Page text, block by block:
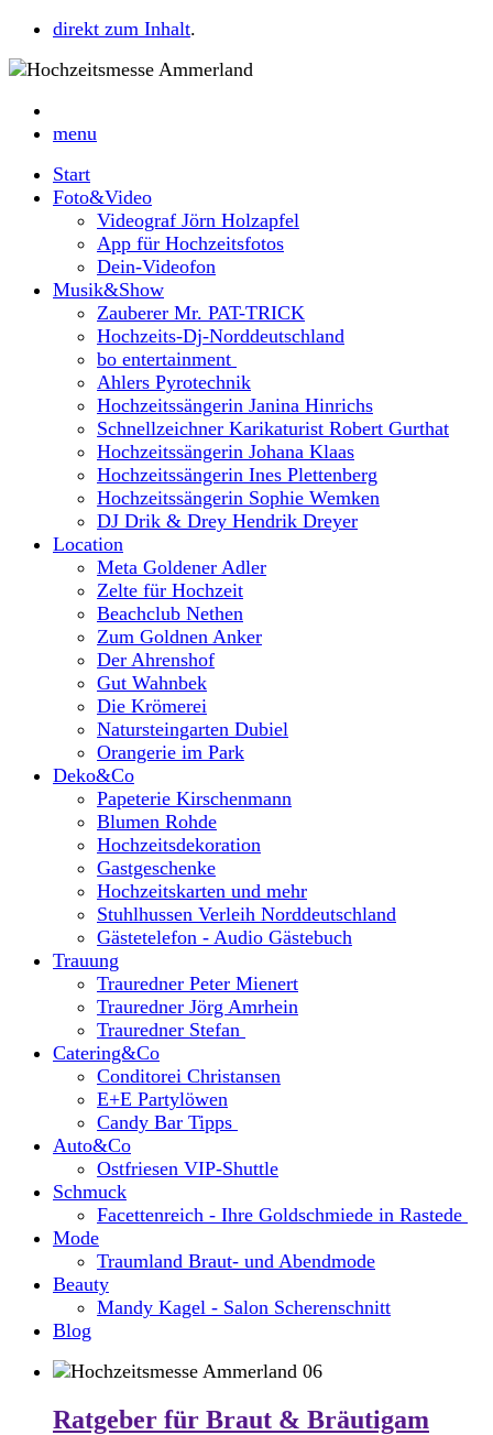
direkt zum Inhalt.
menu
Start
Foto&Video
Videograf Jörn Holzapfel
App für Hochzeitsfotos
Dein-Videofon
Musik&Show
Zauberer Mr. PAT-TRICK
Hochzeits-Dj-Norddeutschland
bo entertainment
Ahlers Pyrotechnik
Hochzeitssängerin Janina Hinrichs
Schnellzeichner Karikaturist Robert Gurthat
Hochzeitssängerin Johana Klaas
Hochzeitssängerin Ines Plettenberg
Hochzeitssängerin Sophie Wemken
DJ Drik & Drey Hendrik Dreyer
Location
Meta Goldener Adler
Zelte für Hochzeit
Beachclub Nethen
Zum Goldnen Anker
Der Ahrenshof
Gut Wahnbek
Die Krömerei
Natursteingarten Dubiel
Orangerie im Park
Deko&Co
Papeterie Kirschenmann
Blumen Rohde
Hochzeitsdekoration
Gastgeschenke
Hochzeitskarten und mehr
Stuhlhussen Verleih Norddeutschland
Gästetelefon - Audio Gästebuch
Trauung
Trauredner Peter Mienert
Trauredner Jörg Amrhein
Trauredner Stefan
Catering&Co
Conditorei Christansen
E+E Partylöwen
Candy Bar Tipps
Auto&Co
Ostfriesen VIP-Shuttle
Schmuck
Facettenreich - Ihre Goldschmiede in Rastede
Mode
Traumland Braut- und Abendmode
Beauty
Mandy Kagel - Salon Scherenschnitt
Blog
Ratgeber für Braut & Bräutigam